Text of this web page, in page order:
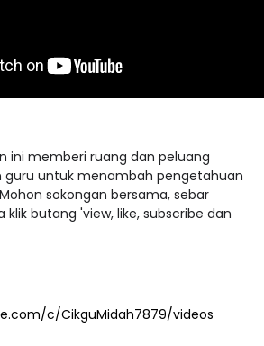
ini memberi ruang dan peluang
guru untuk menambah pengetahuan
sokongan bersama, sebar
klik butang 'view, like, subscribe dan
c/CikguMidah7879/videos